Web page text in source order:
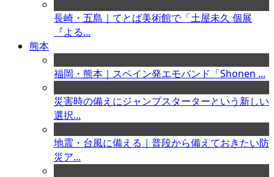
長崎・五島｜てとば美術館で「土屋未久 個展
『よる...
熊本
福岡・熊本｜スペイン発エモバンド「Shonen ...
災害時の備えにジャンプスターターという新しい
選択...
地震・台風に備える｜普段から備えておきたい防
災ア...